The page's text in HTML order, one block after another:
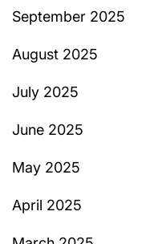
September 2025
August 2025
July 2025
June 2025
May 2025
April 2025